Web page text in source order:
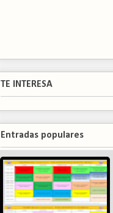
TE INTERESA
Entradas populares